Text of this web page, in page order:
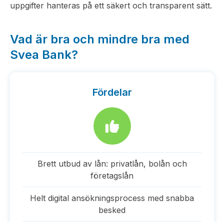
uppgifter hanteras på ett säkert och transparent sätt.
Vad är bra och mindre bra med
Svea Bank?
Fördelar
Brett utbud av lån: privatlån, bolån och
företagslån
Helt digital ansökningsprocess med snabba
besked